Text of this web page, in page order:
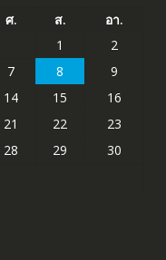
ศ. ส.
อา.
1
2
7 8
9
14 15
16
21 22
23
28 29
30